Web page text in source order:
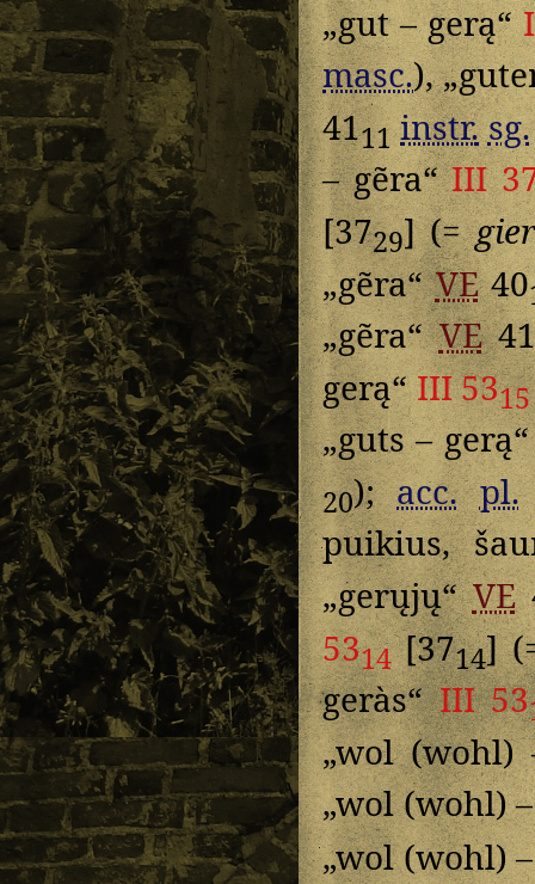
„gut – gerą“
masc.),
4111 instr.sg.
– gẽra“III
[3729] (=gier
„gẽra“VE40
„gẽra“VE
gerą“III 5315
„guts –
20);acc. pl.
puikius,
„gerųjų“VE
5314[3714]
geràs“III 53
„wol (wohl)
„wol (wohl)
„wol (wohl)